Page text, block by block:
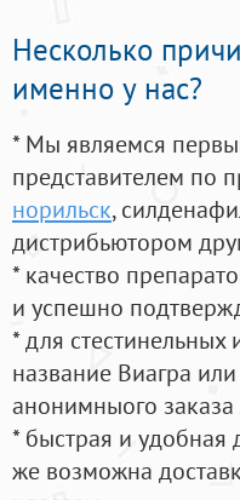
Несколько
именно у нас?
* Мы являемся
представителем по
норильск,
дистрибьютором
* качество
и успешно
* для
название Виагра
анонимныого
* быстрая и удобная
же возможна